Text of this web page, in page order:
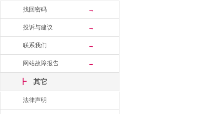
找回密码 →
投诉与建议 →
联系我们 →
网站故障报告 →
┣其它
法律声明